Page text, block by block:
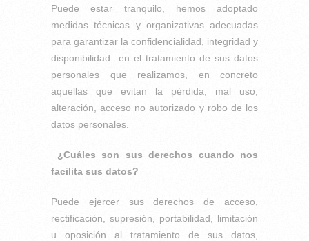
Puede estar tranquilo, hemos adoptado
medidas técnicas y organizativas adecuadas
para garantizar la confidencialidad, integridad y
disponibilidad en el tratamiento de sus datos
personales que realizamos, en concreto
aquellas que evitan la pérdida, mal uso,
alteración, acceso no autorizado y robo de los
datos personales.
¿Cuáles son sus derechos cuando nos
facilita sus datos?
Puede ejercer sus derechos de acceso,
rectificación, supresión, portabilidad, limitación
u oposición al tratamiento de sus datos,